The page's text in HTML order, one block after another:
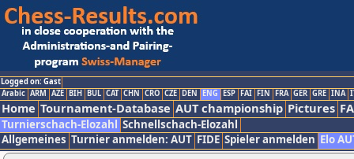
Logged on: Gast
Arabic ARM AZE BIH BUL CAT CHN CRO CZE DEN ENG ESP FAI FIN FRA GER GRE INA
Home Tournament-Database AUT championship Pictures
Turnierschach-Elozahl Schnellschach-Elozahl
Allgemeines Turnier anmelden: AUT FIDE Spieler anmelden Elo